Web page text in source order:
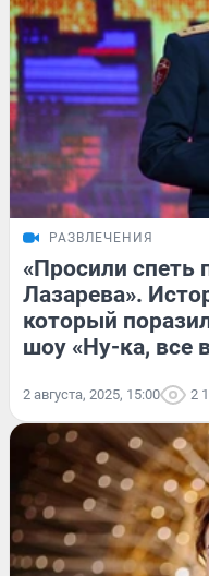
РАЗВЛЕЧЕНИЯ
«Просили спеть
Лазарева».
который
шоу «Ну-ка, все
2 августа, 2025, 15:00 2